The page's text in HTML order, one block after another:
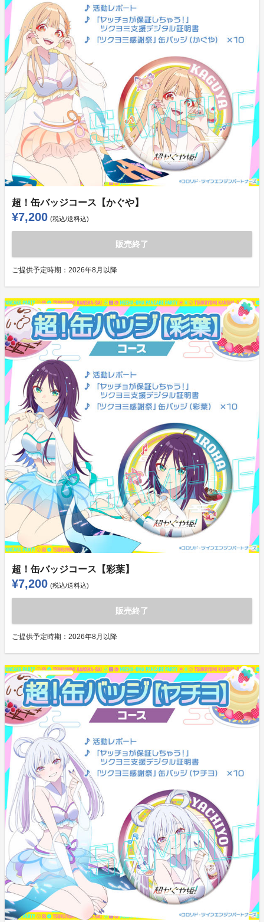
超！缶バッジコース【かぐや】
¥7,200 (税込/送料込)
販売終了
ご提供予定時期： 2026年8月以降
超！缶バッジコース【彩葉】
¥7,200 (税込/送料込)
販売終了
ご提供予定時期： 2026年8月以降